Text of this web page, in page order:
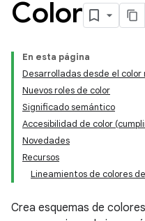
Color
En esta página
Desarrolladas desde el color
Nuevos roles de color
Significado semántico
Accesibilidad de color
Novedades
Recursos
Lineamientos de colores
Crea esquemas de